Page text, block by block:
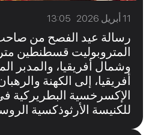
11 أبريل 2026 13:05
رسالة عيد الفصح من
المتروبوليت قسطنطين
وشمال أفريقيا، والمدبر
أفريقيا، إلى الكهنة
الإكسرخسية البطريركية في
للكنيسة الأرثوذكسية